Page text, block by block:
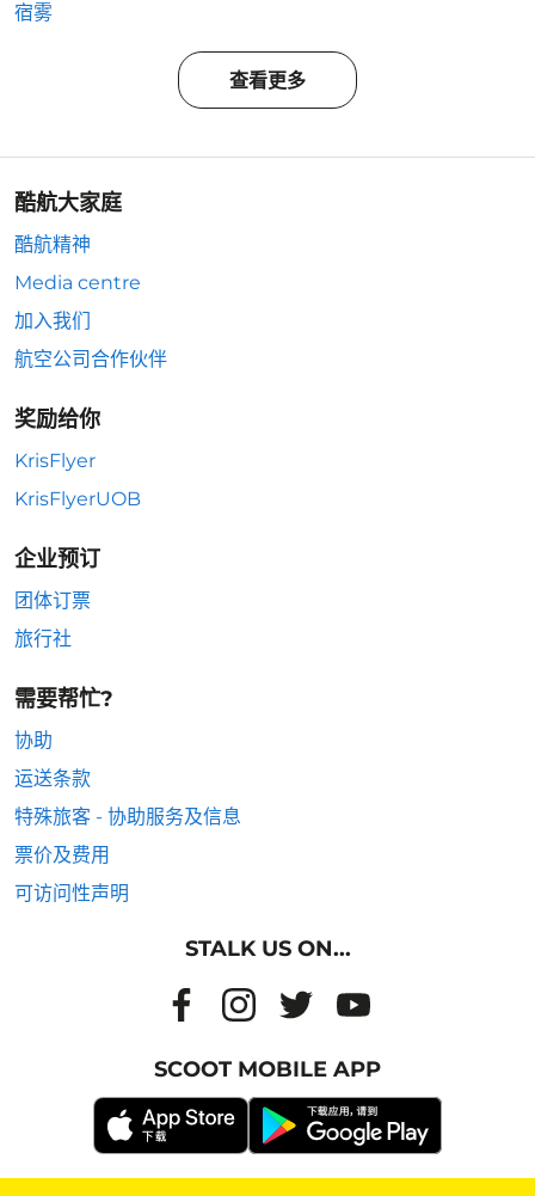
宿雾
查看更多
酷航大家庭
酷航精神
Media centre
加入我们
航空公司合作伙伴
奖励给你
KrisFlyer
KrisFlyerUOB
企业预订
团体订票
旅行社
需要帮忙?
协助
运送条款
特殊旅客 - 协助服务及信息
票价及费用
可访问性声明
STALK US ON...
SCOOT MOBILE APP